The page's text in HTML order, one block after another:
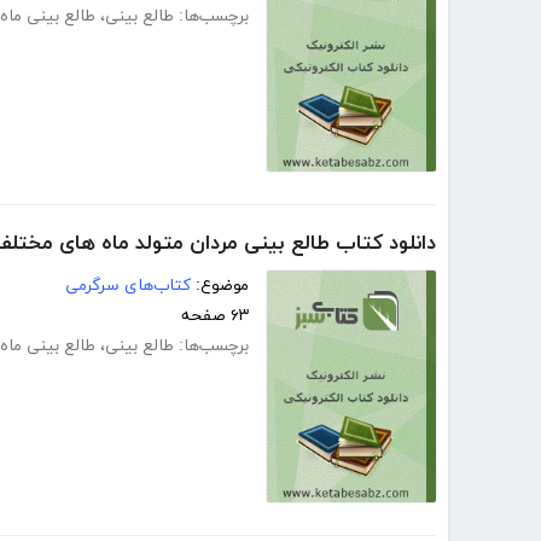
برچسب‌ها: طالع بینی، طالع بینی
دانلود کتاب طالع بینی مردان متولد ماه های
موضوع: کتاب‌های سرگرمی
۶۳ صفحه
برچسب‌ها: طالع بینی، طالع بینی